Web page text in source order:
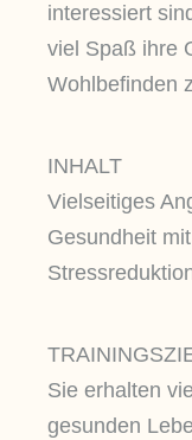
interessiert
viel Spaß ihre
Wohlbefinden
INHALT
Vielseitiges
Gesundheit
Sie erhalten
gesunden